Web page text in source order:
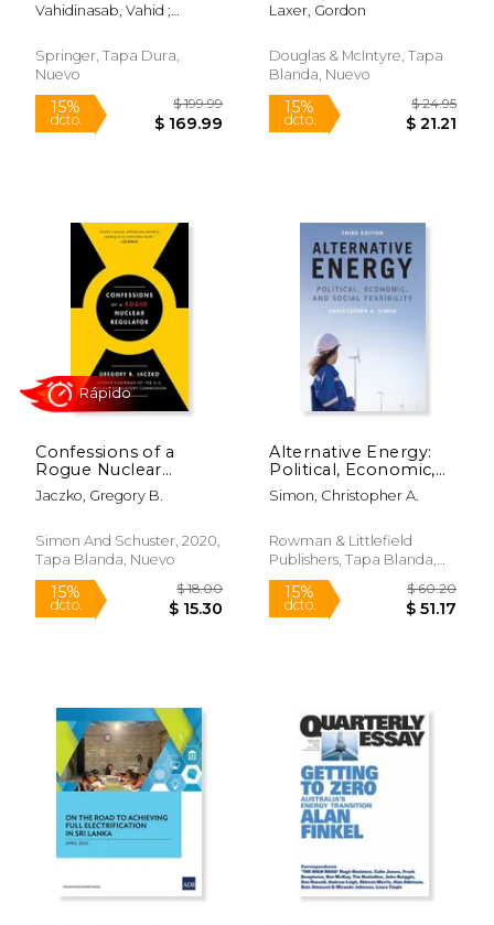
15%
dcto. $ 12.75
15%
dcto. $
Decarbonization,
Democratization (en
Inglés)
Vahidinasab, Vahid ;
Behnam
Springer, Tapa Dura,
Nuevo
for Canadians (en
Laxer, Gordon
Douglas & McIntyre, Tapa
Blanda, Nuevo
Confessions of a
Rogue Nuclear
Regulator (en Inglés)
Jaczko, Gregory B.
Simon And Schuster, 2020,
Tapa Blanda, Nuevo
Alternative Energy:
Political, Economic,
and Social Feasibility
(en Inglés)
Simon, Christopher A.
Rowman & Littlefield
Publishers, Tapa Blanda,
Nuevo